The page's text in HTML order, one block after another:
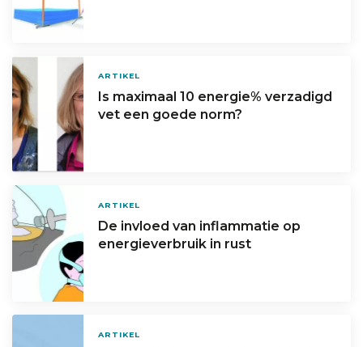
ARTIKEL
Is maximaal 10 energie% verzadigd
vet een goede norm?
ARTIKEL
De invloed van inflammatie op
energieverbruik in rust
ARTIKEL